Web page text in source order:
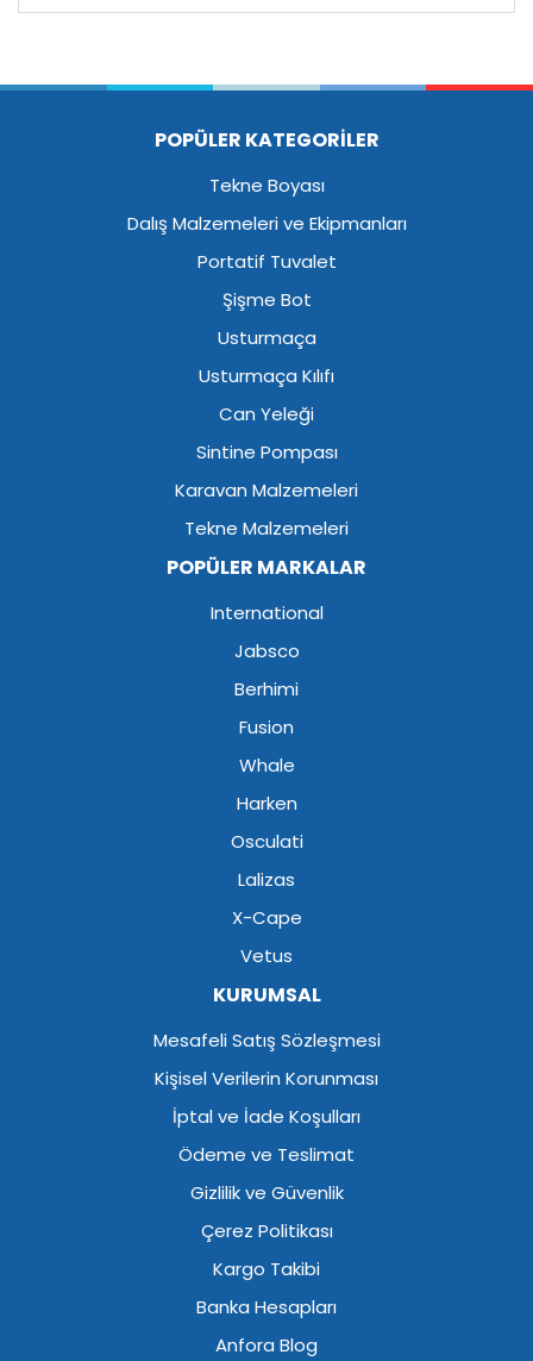
POPÜLER KATEGORİLER
Tekne Boyası
Dalış Malzemeleri ve Ekipmanları
Portatif Tuvalet
Şişme Bot
Usturmaça
Usturmaça Kılıfı
Can Yeleği
Sintine Pompası
Karavan Malzemeleri
Tekne Malzemeleri
POPÜLER MARKALAR
International
Jabsco
Berhimi
Fusion
Whale
Harken
Osculati
Lalizas
X-Cape
Vetus
KURUMSAL
Mesafeli Satış Sözleşmesi
Kişisel Verilerin Korunması
İptal ve İade Koşulları
Ödeme ve Teslimat
Gizlilik ve Güvenlik
Çerez Politikası
Kargo Takibi
Banka Hesapları
Anfora Blog